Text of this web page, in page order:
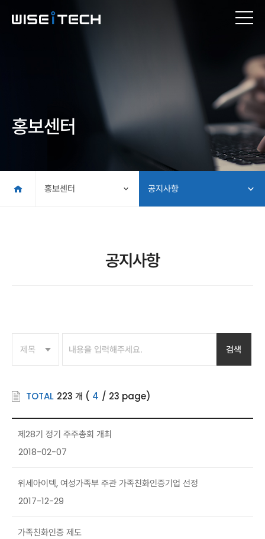
홍보센터
홍보센터 공지사항
공지사항
검색
TOTAL 223 개 ( 4 / 23 page)
제28기 정기 주주총회 개최
2018-02-07
위세아이텍, 여성가족부 주관 가족친화인증기업 선정
2017-12-29
가족친화인증 제도